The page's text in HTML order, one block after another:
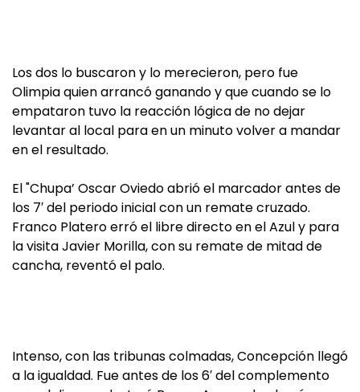
Los dos lo buscaron y lo merecieron, pero fue
Olimpia quien arrancó ganando y que cuando se lo
empataron tuvo la reacción lógica de no dejar
levantar al local para en un minuto volver a mandar
en el resultado.
El "Chupa’ Oscar Oviedo abrió el marcador antes de
los 7′ del periodo inicial con un remate cruzado.
Franco Platero erró el libre directo en el Azul y para
la visita Javier Morilla, con su remate de mitad de
cancha, reventó el palo.
Intenso, con las tribunas colmadas, Concepción llegó
a la igualdad. Fue antes de los 6′ del complemento